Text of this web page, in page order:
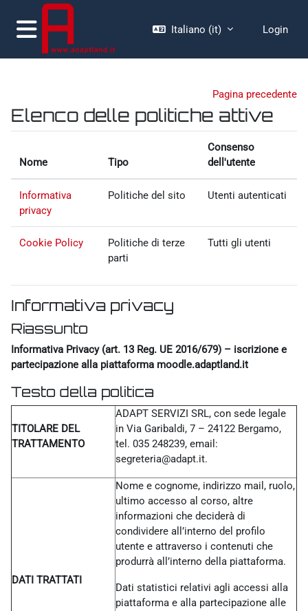
Vai al contenuto principale
Pannello laterale
Italiano ‎(it)‎ Login
Pagina precedente
Elenco delle politiche attive
Nome Tipo
Consenso
dell'utente
Informativa
privacy
Politiche del sito Utenti autenticati
Cookie Policy
Politiche di terze
parti
Tutti gli utenti
Informativa privacy
Riassunto
Informativa Privacy (art. 13 Reg. UE 2016/679) – iscrizione e
partecipazione alla piattaforma moodle.adaptland.it
Testo della politica
TITOLARE DEL
TRATTAMENTO
ADAPT SERVIZI SRL, con sede legale
in Via Garibaldi, 7 – 24122 Bergamo,
tel. 035 248239, email:
segreteria@adapt.it.
DATI TRATTATI
Nome e cognome, indirizzo mail, ruolo,
ultimo accesso al corso, altre
informazioni che deciderà di
condividere all’interno del profilo
utente e attraverso i contenuti che
produrrà all’interno della piattaforma.
Dati statistici relativi agli accessi alla
piattaforma e alla partecipazione alle